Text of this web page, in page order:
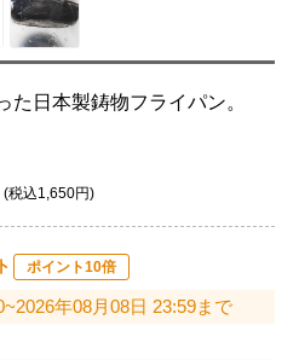
日本製鋳物フライパン。
(税込1,650円)
ポイント10倍
年08月08日 23:59まで